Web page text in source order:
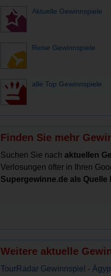
Aktuelle Gewinnspiele
Reise Gewinnspiele
alle Top Gewinnspiele
Finden Sie mehr
Suchen Sie nach aktuellen
Verlosungen öfter in Ihren
Supergewinne.de als Quelle
Weitere aktuelle
TourRadar Gewinnspiel -